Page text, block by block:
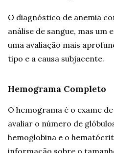
O diagnóstico de anemia
análise de sangue, mas
uma avaliação mais
tipo e a causa subjacente.
Hemograma Completo
O hemograma é o exame
avaliar o número de
hemoglobina e o
informação sobre o